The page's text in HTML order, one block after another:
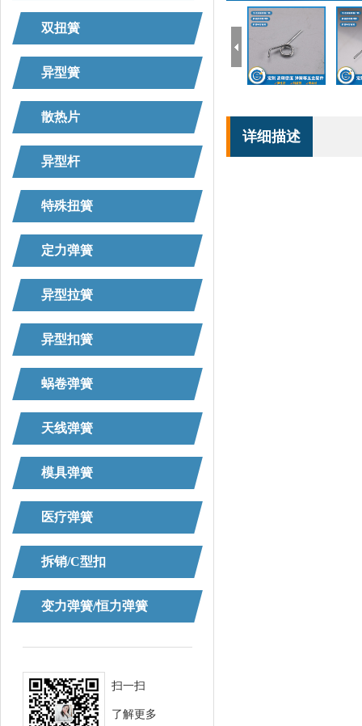
双扭簧
异型簧
散热片
异型杆
特殊扭簧
定力弹簧
异型拉簧
异型扣簧
蜗卷弹簧
天线弹簧
模具弹簧
医疗弹簧
拆销/C型扣
变力弹簧/恒力弹簧
扫一扫
了解更多
详细描述